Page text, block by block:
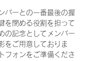
バーとの一番最後の握
を閉める役割を担って
の記念としてメンバー
をご用意しておりま
フォンをご準備くださ